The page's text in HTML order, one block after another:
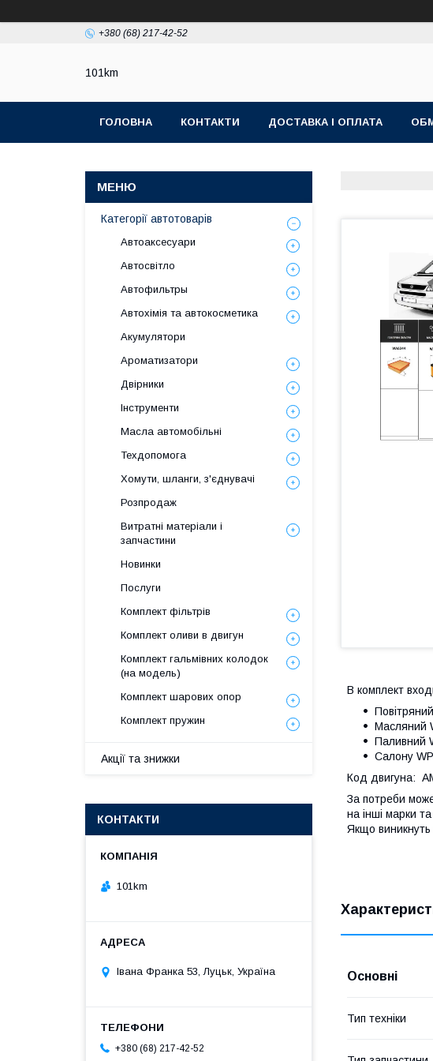
+380 (68) 217-42-52
101km
ГОЛОВНА КОНТАКТИ ДОСТАВКА І ОПЛАТА
В комплект
Масляний
Паливний
Салону
Код двигуна:
За потреби
на інші марки
Якщо
Основні
Тип техніки
Категорії автотоварів
Автоаксесуари
Автосвітло
Автофильтры
Автохімія та автокосметика
Акумулятори
Ароматизатори
Двірники
Інструменти
Масла автомобільні
Техдопомога
Хомути, шланги, з'єднувачі
Розпродаж
Витратні матеріали і
запчастини
Новинки
Послуги
Комплект фільтрів
Комплект оливи в двигун
Комплект гальмівних колодок
(на модель)
Комплект шарових опор
Комплект пружин
Акції та знижки
КОНТАКТИ
101km
Івана Франка 53, Луцьк, Україна
+380 (68) 217-42-52